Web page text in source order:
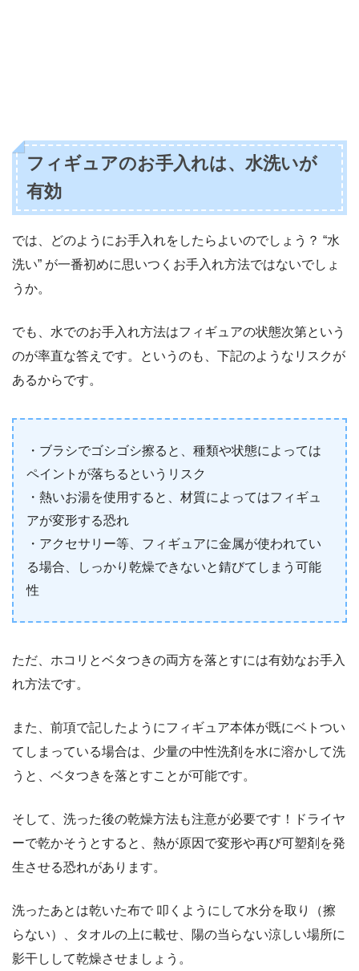
フィギュアのお手入れは、水洗いが
有効
では、どのようにお手入れをしたらよいのでしょう？ “水
洗い” が一番初めに思いつくお手入れ方法ではないでしょ
うか。
でも、水でのお手入れ方法はフィギュアの状態次第という
のが率直な答えです。というのも、下記のようなリスクが
あるからです。
・ブラシでゴシゴシ擦ると、種類や状態によっては
ペイントが落ちるというリスク
・熱いお湯を使用すると、材質によってはフィギュ
アが変形する恐れ
・アクセサリー等、フィギュアに金属が使われてい
る場合、しっかり乾燥できないと錆びてしまう可能
性
ただ、ホコリとベタつきの両方を落とすには有効なお手入
れ方法です。
また、前項で記したようにフィギュア本体が既にベトつい
てしまっている場合は、少量の中性洗剤を水に溶かして洗
うと、ベタつきを落とすことが可能です。
そして、洗った後の乾燥方法も注意が必要です！ドライヤ
ーで乾かそうとすると、熱が原因で変形や再び可塑剤を発
生させる恐れがあります。
洗ったあとは乾いた布で 叩くようにして水分を取り（擦
らない）、タオルの上に載せ、陽の当らない涼しい場所に
影干しして乾燥させましょう。